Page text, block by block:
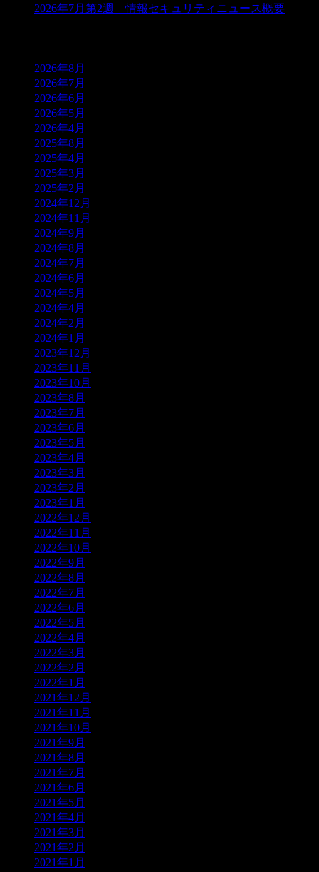
2026年7月第2週 情報セキュリティニュース概要
2026年8月
2026年7月
2026年6月
2026年5月
2026年4月
2025年8月
2025年4月
2025年3月
2025年2月
2024年12月
2024年11月
2024年9月
2024年8月
2024年7月
2024年6月
2024年5月
2024年4月
2024年2月
2024年1月
2023年12月
2023年11月
2023年10月
2023年8月
2023年7月
2023年6月
2023年5月
2023年4月
2023年3月
2023年2月
2023年1月
2022年12月
2022年11月
2022年10月
2022年9月
2022年8月
2022年7月
2022年6月
2022年5月
2022年4月
2022年3月
2022年2月
2022年1月
2021年12月
2021年11月
2021年10月
2021年9月
2021年8月
2021年7月
2021年6月
2021年5月
2021年4月
2021年3月
2021年2月
2021年1月